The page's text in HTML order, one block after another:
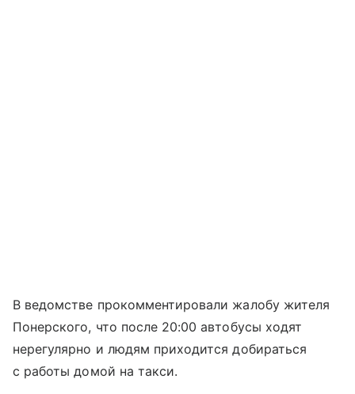
В ведомстве прокомментировали жалобу жителя
Понерского, что после 20:00 автобусы ходят
нерегулярно и людям приходится добираться
с работы домой на такси.